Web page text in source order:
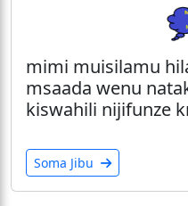
mimi muisilamu
msaada wenu
kiswahili nijifunze
Soma Jibu